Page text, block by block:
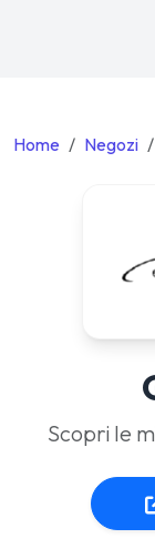
Home Negozi
Scopri le